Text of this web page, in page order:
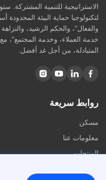
الاستراتيجية للتنمية المشتركة.
لتكنولوجيا حماية البيئة
والفعال"، والحكم الرشيد،
خدمة العملاء، وخدمة المجتمع"،
المتبادلة، من أجل غد أفضل.
روابط سريعة
مسكن
معلومات عنا
المنتجات